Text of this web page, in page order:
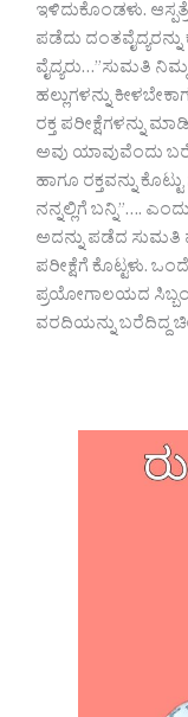
ಇಳಿದುಕೊಂಡಳು.
ಪಡೆದು
ವೈದ್ಯರು…”ಸುಮತಿ
ಹಲ್ಲುಗಳನ್ನು
ರಕ್ತ ಪರೀಕ್ಷೆಗಳನ್ನು
ಅವು ಯಾವುವೆಂದು
ಹಾಗೂ ರಕ್ತವನ್ನು
ನನ್ನಲ್ಲಿಗೆ ಬನ್ನಿ”….
ಅದನ್ನು ಪಡೆದ
ಪರೀಕ್ಷೆಗೆ ಕೊಟ್ಟಳು.
ಪ್ರಯೋಗಾಲಯದ
ವರದಿಯನ್ನು ಬರೆದಿದ್ದ